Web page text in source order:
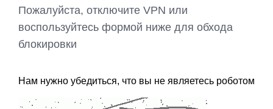
Пожалуйста, отключите VPN или
воспользуйтесь формой ниже для обхода
блокировки
Нам нужно убедиться, что вы не являетесь роботом